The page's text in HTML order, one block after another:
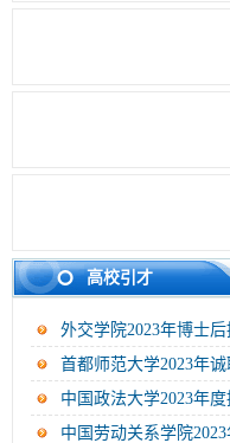
高校引才
外交学院2023年博士
首都师范大学2023年
中国政法大学2023年
中国劳动关系学院